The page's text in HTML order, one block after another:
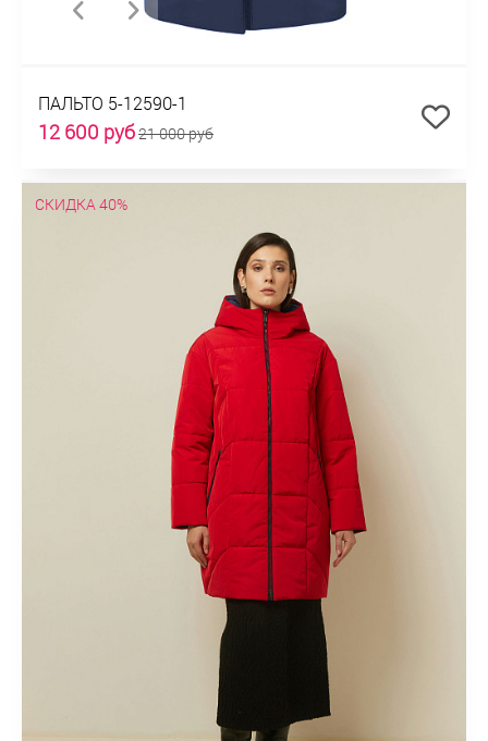
ПАЛЬТО 5-12590-1
12 600 руб21 000 руб
СКИДКА 40%